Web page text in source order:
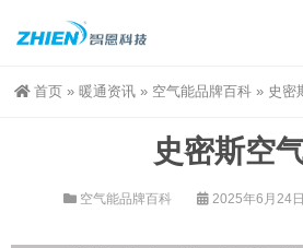
首页 » 暖通资讯 » 空气能品牌百科 » 史密
史密斯空
空气能品牌百科 2025年6月24